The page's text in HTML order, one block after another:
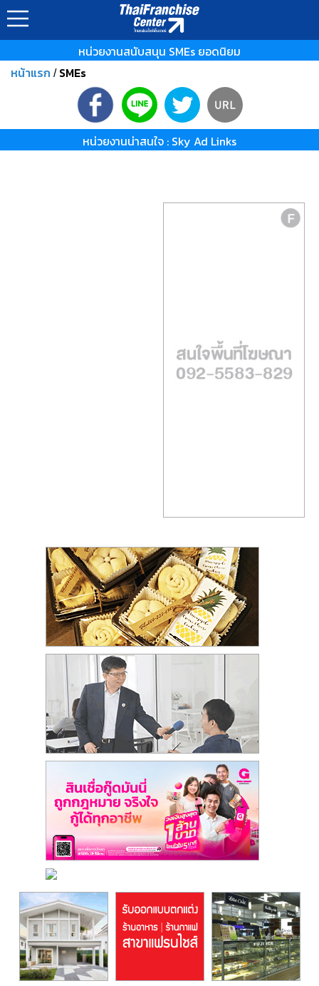
หน่วยงานสนับสนุน SMEs ยอดนิยม
หน้าแรก / SMEs
หน่วยงานน่าสนใจ : Sky Ad Links